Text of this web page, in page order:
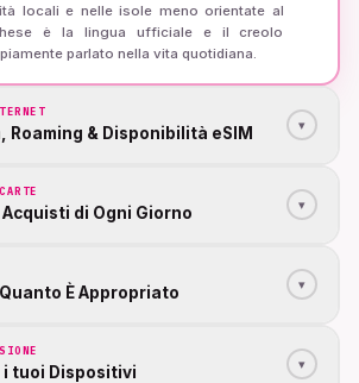
locali e nelle isole meno orientate al
è la lingua ufficiale e il creolo
parlato nella vita quotidiana.
Roaming & Disponibilità eSIM ▾
di Ogni Giorno ▾
È Appropriato ▾
tuoi Dispositivi ▾